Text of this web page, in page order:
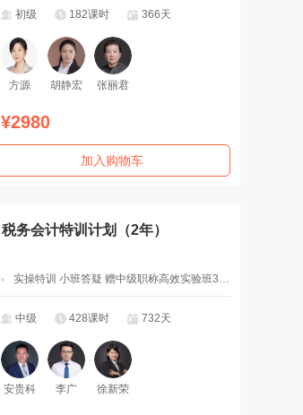
初级 182课时 366天
方源 胡静宏 张丽君
¥2980
加入购物车
税务会计特训计划（2年）
实操特训 小班答疑 赠中级职称高效实验班3科2考期
中级 428课时 732天
安贵科 李广 徐新荣